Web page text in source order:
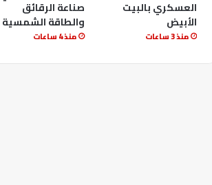
العسكري بالبيت
الأبيض
منذ 3 ساعات
صناعة الرقائق
والطاقة الشمسية
منذ 4 ساعات